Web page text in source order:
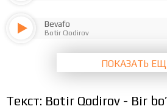
Bevafo
Botir Qodirov
ПОКАЗАТЬ
Текст: Botir Qodirov - Bir